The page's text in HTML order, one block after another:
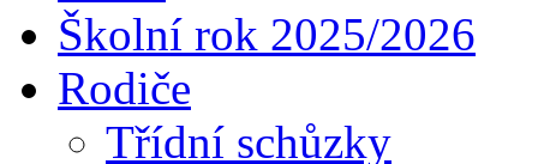
Školní rok 2025/2026
Rodiče
Třídní schůzky